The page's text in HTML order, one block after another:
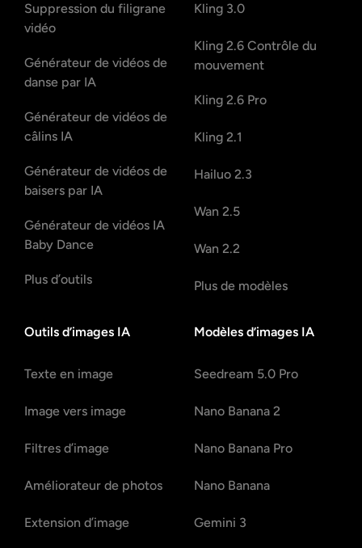
Suppression du filigrane
vidéo
Générateur de vidéos de
danse par IA
Générateur de vidéos de
câlins IA
Générateur de vidéos de
baisers par IA
Générateur de vidéos IA
Baby Dance
Plus d’outils
Kling 3.0
Kling 2.6 Contrôle du
mouvement
Kling 2.6 Pro
Kling 2.1
Hailuo 2.3
Wan 2.5
Wan 2.2
Plus de modèles
Outils d’images IA
Texte en image
Image vers image
Filtres d’image
Améliorateur de photos
Extension d’image
Modèles d’images IA
Seedream 5.0 Pro
Nano Banana 2
Nano Banana Pro
Nano Banana
Gemini 3